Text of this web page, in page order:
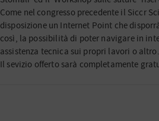
Come nel congresso precedente il Siccr
disposizione un Internet Point che
così, la possibilità di poter navigare in
assistenza tecnica sui propri lavori o altro.
Il sevizio offerto sarà completamente